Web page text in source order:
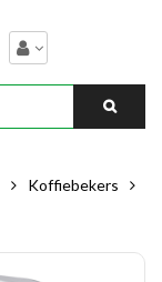
Koffiebekers